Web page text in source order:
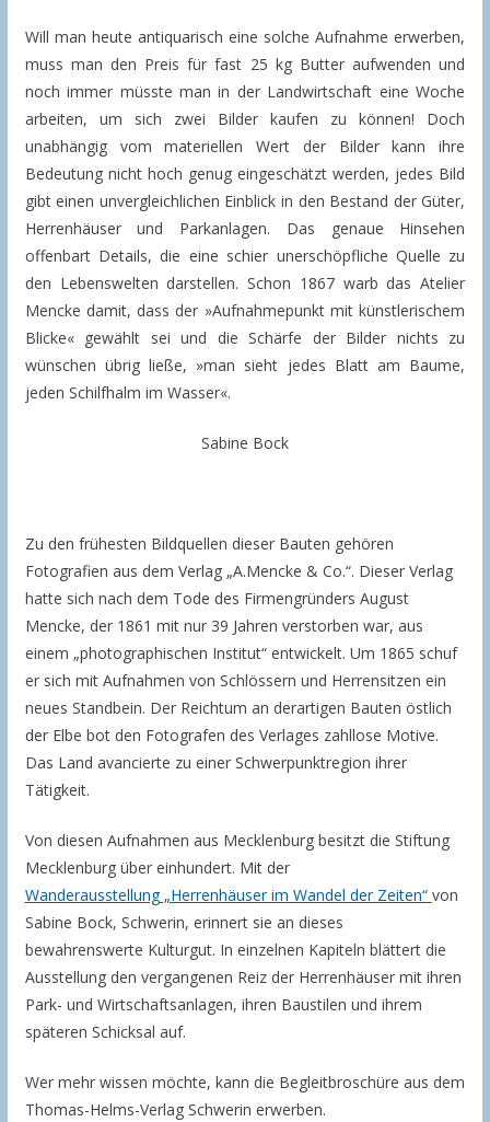
Will man heute antiquarisch eine solche Aufnahme erwerben,
muss man den Preis für fast 25 kg Butter aufwenden und
noch immer müsste man in der Landwirtschaft eine Woche
arbeiten, um sich zwei Bilder kaufen zu können! Doch
unabhängig vom materiellen Wert der Bilder kann ihre
Bedeutung nicht hoch genug eingeschätzt werden, jedes Bild
gibt einen unvergleichlichen Einblick in den Bestand der Güter,
Herrenhäuser und Parkanlagen. Das genaue Hinsehen
offenbart Details, die eine schier unerschöpfliche Quelle zu
den Lebenswelten darstellen. Schon 1867 warb das Atelier
Mencke damit, dass der »Aufnahmepunkt mit künstlerischem
Blicke« gewählt sei und die Schärfe der Bilder nichts zu
wünschen übrig ließe, »man sieht jedes Blatt am Baume,
jeden Schilfhalm im Wasser«.
Sabine Bock
Zu den frühesten Bildquellen dieser Bauten gehören
Fotografien aus dem Verlag „A.Mencke & Co.“. Dieser Verlag
hatte sich nach dem Tode des Firmengründers August
Mencke, der 1861 mit nur 39 Jahren verstorben war, aus
einem „photographischen Institut“ entwickelt. Um 1865 schuf
er sich mit Aufnahmen von Schlössern und Herrensitzen ein
neues Standbein. Der Reichtum an derartigen Bauten östlich
der Elbe bot den Fotografen des Verlages zahllose Motive.
Das Land avancierte zu einer Schwerpunktregion ihrer
Tätigkeit.
Von diesen Aufnahmen aus Mecklenburg besitzt die Stiftung
Mecklenburg über einhundert. Mit der
Wanderausstellung „Herrenhäuser im Wandel der Zeiten“ von
Sabine Bock, Schwerin, erinnert sie an dieses
bewahrenswerte Kulturgut. In einzelnen Kapiteln blättert die
Ausstellung den vergangenen Reiz der Herrenhäuser mit ihren
Park- und Wirtschaftsanlagen, ihren Baustilen und ihrem
späteren Schicksal auf.
Wer mehr wissen möchte, kann die Begleitbroschüre aus dem
Thomas-Helms-Verlag Schwerin erwerben.